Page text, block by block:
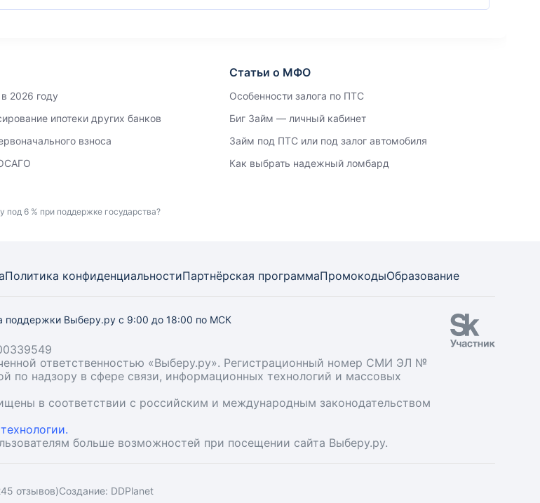
2026 году
ипотеки других банков
взноса
Статьи о МФО
Особенности залога по ПТС
Биг Займ — личный кабинет
Займ под ПТС или под залог автомобиля
Как выбрать надежный ломбард
под 6 % при поддержке государства?
Политика конфиденциальностиПартнёрская программаПромокодыОбразование
поддержки Выберу.ру с 9:00 до 18:00 по МСК
ответственностью «Выберу.ру». Регистрационный номер СМИ ЭЛ №
по надзору в сфере связи, информационных технологий и массовых
в соответствии с российским и международным законодательством
больше возможностей при посещении сайта Выберу.ру.
отзывов)Создание: DDPlanet